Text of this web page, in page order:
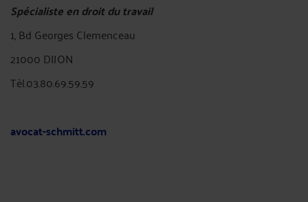
Spécialiste en droit du travail
1, Bd Georges Clemenceau
21000 DIJON
Tèl.03.80.69.59.59
avocat-schmitt.com